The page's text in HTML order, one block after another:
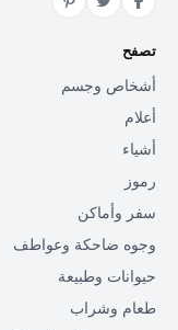
تصفح
أشخاص وجسم
أعلام
أشياء
رموز
سفر وأماكن
وجوه ضاحكة وعواطف
حيوانات وطبيعة
طعام وشراب